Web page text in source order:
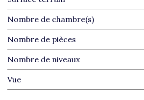
Nombre de chambre(s)
Nombre de pièces
Nombre de niveaux
Vue